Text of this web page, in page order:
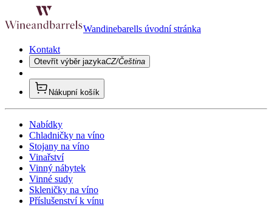
Wandinebarells úvodní stránka
Kontakt
Otevřít výběr jazykaCZ/Čeština
Nákupní košík
Nabídky
Chladničky na víno
Stojany na víno
Vinařství
Vinný nábytek
Vinné sudy
Skleničky na víno
Příslušenství k vínu